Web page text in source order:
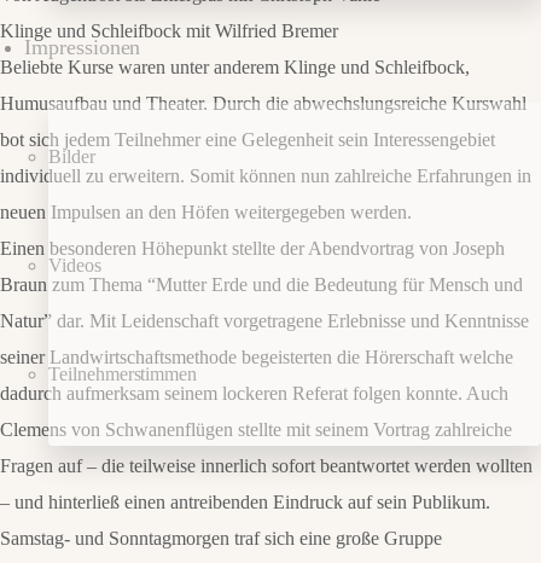
Impressionen
Bilder
Videos
Teilnehmerstimmen
Klinge und Schleifbock mit Wilfried Bremer
Beliebte Kurse waren unter anderem Klinge und Schleifbock,
Humusaufbau und Theater. Durch die abwechslungsreiche Kurswahl
bot sich jedem Teilnehmer eine Gelegenheit sein Interessengebiet
individuell zu erweitern. Somit können nun zahlreiche Erfahrungen in
neuen Impulsen an den Höfen weitergegeben werden.
Einen besonderen Höhepunkt stellte der Abendvortrag von Joseph
Braun zum Thema “Mutter Erde und die Bedeutung für Mensch und
Natur” dar. Mit Leidenschaft vorgetragene Erlebnisse und Kenntnisse
seiner Landwirtschaftsmethode begeisterten die Hörerschaft welche
dadurch aufmerksam seinem lockeren Referat folgen konnte. Auch
Clemens von Schwanenflügen stellte mit seinem Vortrag zahlreiche
Fragen auf – die teilweise innerlich sofort beantwortet werden wollten
– und hinterließ einen antreibenden Eindruck auf sein Publikum.
Samstag- und Sonntagmorgen traf sich eine große Gruppe